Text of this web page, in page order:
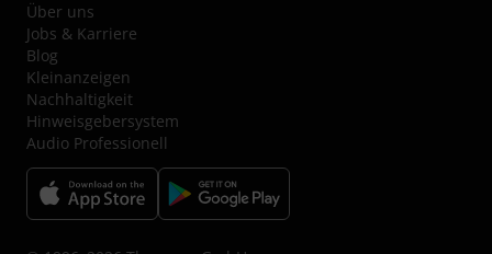
Über uns
Jobs & Karriere
Blog
Kleinanzeigen
Nachhaltigkeit
Hinweisgebersystem
Audio Professionell